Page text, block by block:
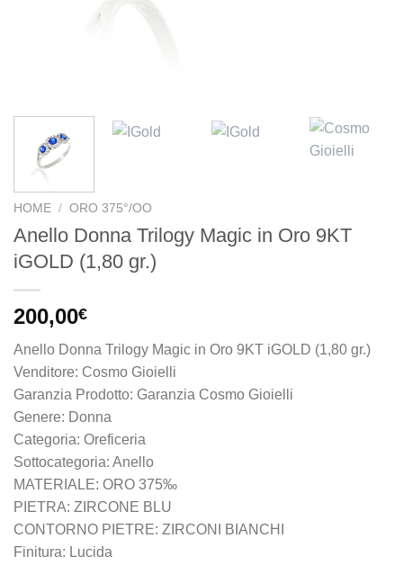
HOME / ORO 375°/OO
Anello Donna Trilogy Magic in Oro 9KT
iGOLD (1,80 gr.)
200,00€
Anello Donna Trilogy Magic in Oro 9KT iGOLD (1,80 gr.)
Venditore: Cosmo Gioielli
Garanzia Prodotto: Garanzia Cosmo Gioielli
Genere: Donna
Categoria: Oreficeria
Sottocategoria: Anello
MATERIALE: ORO 375‰
PIETRA: ZIRCONE BLU
CONTORNO PIETRE: ZIRCONI BIANCHI
Finitura: Lucida